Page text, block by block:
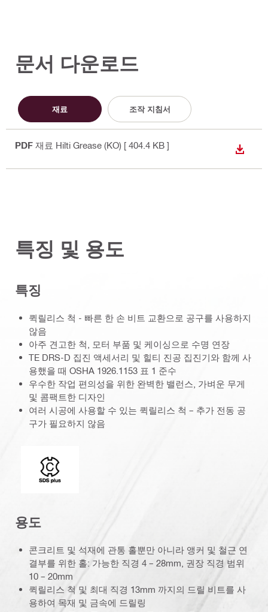
문서 다운로드
재료 조작 지침서
PDF 재료 Hilti Grease (KO) [ 404.4 KB ]
다운로
특징 및 용도
특징
퀵릴리스 척 - 빠른 한 손 비트 교환으로 공구를 사용하지
않음
아주 견고한 척, 모터 부품 및 케이싱으로 수명 연장
TE DRS-D 집진 액세서리 및 힐티 진공 집진기와 함께 사
용했을 때 OSHA 1926.1153 표 1 준수
우수한 작업 편의성을 위한 완벽한 밸런스, 가벼운 무게
및 콤팩트한 디자인
여러 시공에 사용할 수 있는 퀵릴리스 척 – 추가 전동 공
구가 필요하지 않음
커넥션 엔드
용도
콘크리트 및 석재에 관통 홀뿐만 아니라 앵커 및 철근 연
결부를 위한 홀: 가능한 직경 4 – 28mm, 권장 직경 범위
10 – 20mm
퀵릴리스 척 및 최대 직경 13mm 까지의 드릴 비트를 사
용하여 목재 및 금속에 드릴링